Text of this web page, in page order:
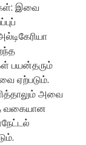
இவை
பயன்தரும்
ஏற்படும்.
அவை
வகையான